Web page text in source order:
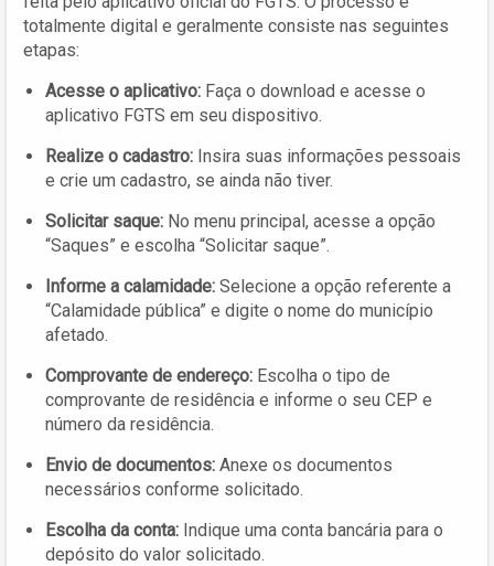
totalmente digital e geralmente consiste nas seguintes
etapas:
Acesse o aplicativo: Faça o download e acesse o
aplicativo FGTS em seu dispositivo.
Realize o cadastro: Insira suas informações pessoais
e crie um cadastro, se ainda não tiver.
Solicitar saque: No menu principal, acesse a opção
“Saques” e escolha “Solicitar saque”.
Informe a calamidade: Selecione a opção referente a
“Calamidade pública” e digite o nome do município
afetado.
Comprovante de endereço: Escolha o tipo de
comprovante de residência e informe o seu CEP e
número da residência.
Envio de documentos: Anexe os documentos
necessários conforme solicitado.
Escolha da conta: Indique uma conta bancária para o
depósito do valor solicitado.